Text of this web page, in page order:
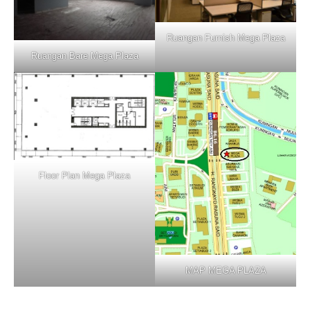
Ruangan Bare Mega Plaza
Ruangan Furnish Mega Plaza
Floor Plan Mega Plaza
MAP MEGA PLAZA